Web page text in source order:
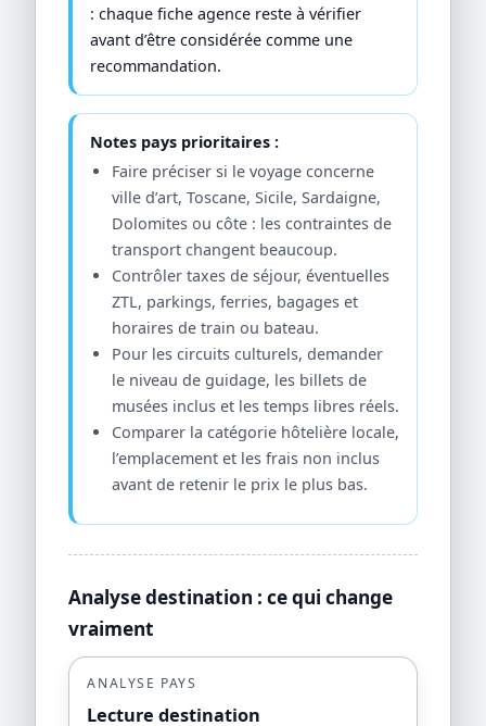
: chaque fiche agence reste à vérifier
avant d’être considérée comme une
recommandation.
Notes pays prioritaires :
Faire préciser si le voyage concerne
ville d’art, Toscane, Sicile, Sardaigne,
Dolomites ou côte : les contraintes de
transport changent beaucoup.
Contrôler taxes de séjour, éventuelles
ZTL, parkings, ferries, bagages et
horaires de train ou bateau.
Pour les circuits culturels, demander
le niveau de guidage, les billets de
musées inclus et les temps libres réels.
Comparer la catégorie hôtelière locale,
l’emplacement et les frais non inclus
avant de retenir le prix le plus bas.
Analyse destination : ce qui change
vraiment
ANALYSE PAYS
Lecture destination